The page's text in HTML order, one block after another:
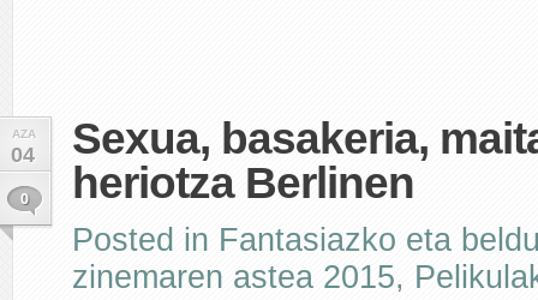
AZA
04
0
Sexua, basakeria,
heriotza Berlinen
Posted in Fantasiazko eta
zinemaren astea 2015,